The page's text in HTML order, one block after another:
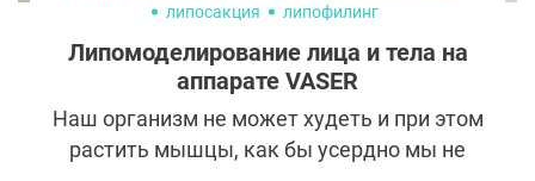
липосакция
липофилинг
Липомоделирование лица и тела на
аппарате VASER
Наш организм не может худеть и при этом
растить мышцы, как бы усердно мы не